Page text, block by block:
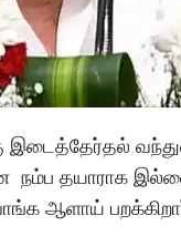
இடைத்தேர்தல்
நம்ப தயாராக
ஆளாய்